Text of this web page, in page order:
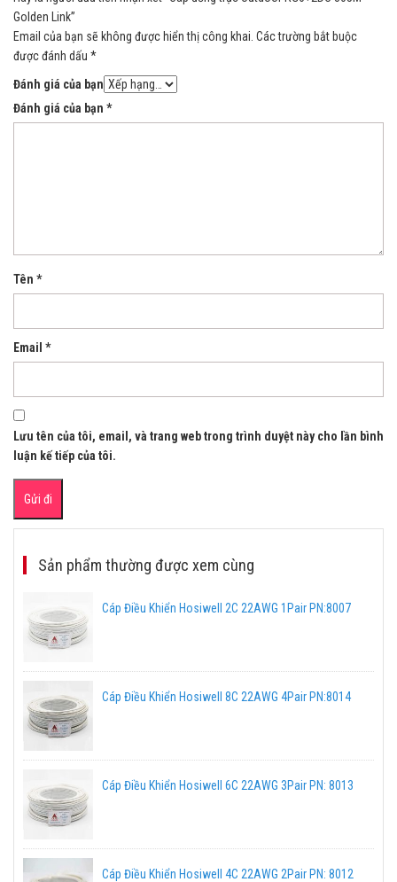
Golden Link”
Email của bạn sẽ không được hiển thị công khai. Các trường bắt buộc
được đánh dấu *
Đánh giá của bạn
Đánh giá của bạn *
Tên *
Email *
Lưu tên của tôi, email, và trang web trong trình duyệt này cho lần bình
luận kế tiếp của tôi.
Sản phẩm thường được xem cùng
Cáp Điều Khiển Hosiwell 2C 22AWG 1Pair PN:8007
Cáp Điều Khiển Hosiwell 8C 22AWG 4Pair PN:8014
Cáp Điều Khiển Hosiwell 6C 22AWG 3Pair PN: 8013
Cáp Điều Khiển Hosiwell 4C 22AWG 2Pair PN: 8012